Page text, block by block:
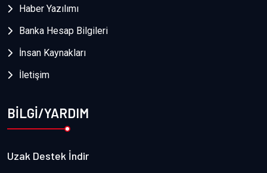
Haber Yazılımı
Banka Hesap Bilgileri
İnsan Kaynakları
İletişim
BİLGİ/YARDIM
Uzak Destek İndir